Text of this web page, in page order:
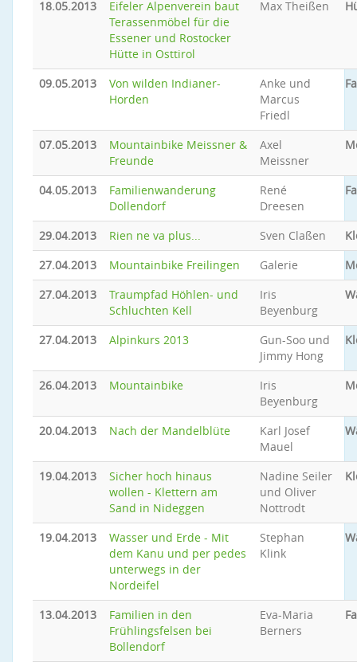
18.05.2013
Eifeler Alpenverein baut
Terassenmöbel für die
Essener und Rostocker
Hütte in Osttirol
Max Theißen
09.05.2013
Von wilden Indianer-
Horden
Anke und
Marcus
Friedl
07.05.2013
Mountainbike Meissner &
Freunde
Axel
Meissner
04.05.2013
Familienwanderung
Dollendorf
René
Dreesen
29.04.2013 Rien ne va plus... Sven Claßen
27.04.2013
Mountainbike Freilingen Galerie
27.04.2013
Traumpfad Höhlen- und
Schluchten Kell
Iris
Beyenburg
27.04.2013 Alpinkurs 2013
Gun-Soo und
Jimmy Hong
26.04.2013 Mountainbike
Iris
Beyenburg
20.04.2013 Nach der Mandelblüte
Karl Josef
Mauel
19.04.2013
Sicher hoch hinaus
wollen - Klettern am
Sand in Nideggen
Nadine Seiler
und Oliver
Nottrodt
19.04.2013
Wasser und Erde - Mit
dem Kanu und per pedes
unterwegs in der
Nordeifel
Stephan
Klink
13.04.2013
Familien in den
Frühlingsfelsen bei
Bollendorf
Eva-Maria
Berners